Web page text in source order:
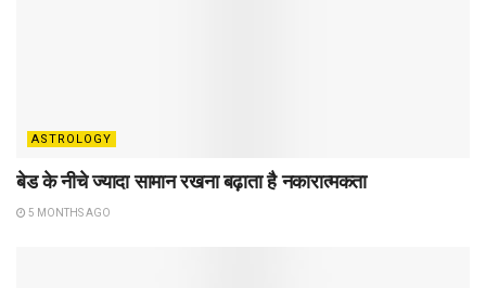
ASTROLOGY
बेड के नीचे ज्यादा सामान रखना बढ़ाता है नकारात्मकता
5 MONTHS AGO